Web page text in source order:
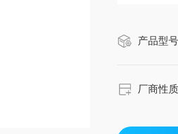
产品型号
厂商性